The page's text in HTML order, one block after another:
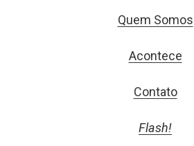
Quem Somos
Acontece
Contato
Flash!